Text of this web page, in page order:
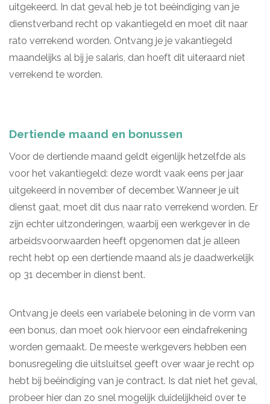
uitgekeerd. In dat geval heb je tot beëindiging van je
dienstverband recht op vakantiegeld en moet dit naar
rato verrekend worden. Ontvang je je vakantiegeld
maandelijks al bij je salaris, dan hoeft dit uiteraard niet
verrekend te worden.
Dertiende maand en bonussen
Voor de dertiende maand geldt eigenlijk hetzelfde als
voor het vakantiegeld: deze wordt vaak eens per jaar
uitgekeerd in november of december. Wanneer je uit
dienst gaat, moet dit dus naar rato verrekend worden. Er
zijn echter uitzonderingen, waarbij een werkgever in de
arbeidsvoorwaarden heeft opgenomen dat je alleen
recht hebt op een dertiende maand als je daadwerkelijk
op 31 december in dienst bent.
Ontvang je deels een variabele beloning in de vorm van
een bonus, dan moet ook hiervoor een eindafrekening
worden gemaakt. De meeste werkgevers hebben een
bonusregeling die uitsluitsel geeft over waar je recht op
hebt bij beëindiging van je contract. Is dat niet het geval,
probeer hier dan zo snel mogelijk duidelijkheid over te